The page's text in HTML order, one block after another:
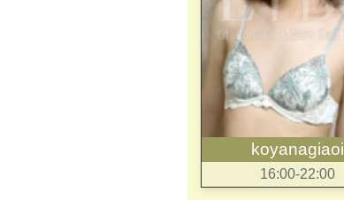
koyanagiaoi
16:00-22:00